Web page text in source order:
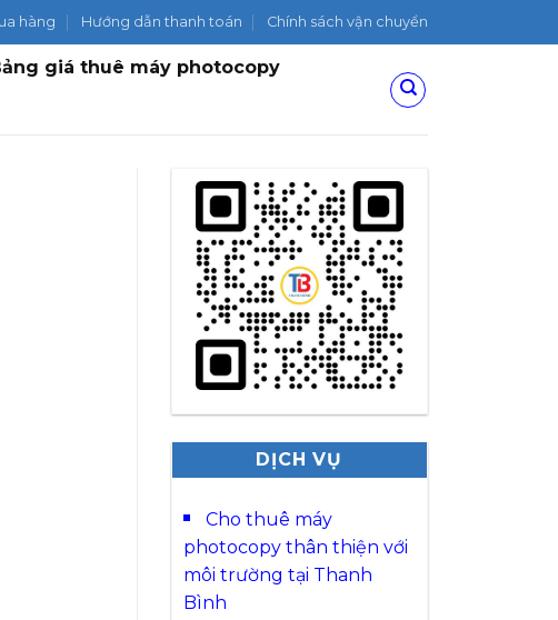
hàng Hướng dẫn thanh toán Chính sách vận chuyển
giá thuê máy photocopy
DỊCH VỤ
Cho thuê máy
photocopy thân thiện với
môi trường tại Thanh
Bình